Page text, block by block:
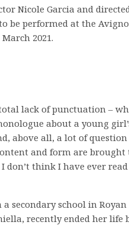
Nicole Garcia and
be performed at the
2021.
lack of punctuation –
about a young
above all, a lot of
and form are brought
think I have ever
secondary school in
recently ended her life